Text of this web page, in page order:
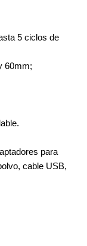
5 ciclos de
60mm;
para
cable USB,